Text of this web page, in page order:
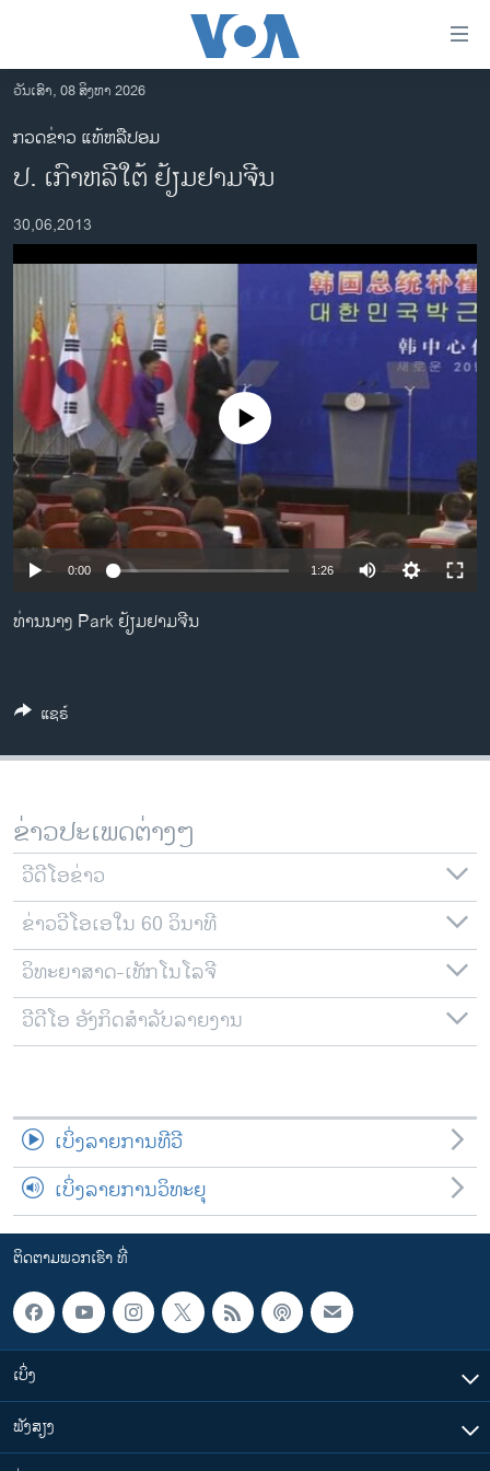
ເຂົ້າ
ຫາ
ຂ້າມ
ຂ້າມ
ໄປ
ຫາ
ອາເມຣິກາ
ການເລືອກຕັ້ງ ປະທານາທີບໍດີ ສະຫະລັດ 2024
ຂ່າວ​ຈີນ
ໂລກ
ເອເຊຍ
ອິດສະຫຼະພາບດ້ານການຂ່າວ
ຊີວິດຊາວລາວ
ຊຸມຊົນຊາວລາວ
ວິທະຍາສາດ-ເທັກໂນໂລຈີ
ທຸລະກິດ
ພາສາອັງກິດ
ວີດີໂອ
ລາຍການກະຈາຍສຽງ
ຕິດຕາມພວກເຮົາ ທີ່
ພາສາຕ່າງໆ
ວັນເສົາ, 08 ສິງຫາ 2026
ກວດຂ່າວ ແທ້ຫລືປອມ
ປ. ເກົາຫລີໃຕ້ ຢ້ຽມຢາມຈີນ
30,06,2013
No media source currently available
0:00 1:26
ທ່ານນາງ Park ຢ້ຽມຢາມຈີນ
ແຊຣ໌
ຂ່າວປະເພດຕ່າງໆ
ວີດີໂອຂ່າວ
ຂ່າວວີໂອເອໃນ 60 ວິນາທີ
ວິທະຍາສາດ-ເທັກໂນໂລຈີ
ວີດີໂອ ອັງກິດສຳລັບລາຍງານ
ເບິ່ງລາຍການທີວີ
ເບິ່ງລາຍການວິທະຍຸ
ຕິດຕາມພວກເຮົາ ທີ່
ເບິ່ງ
ຟັງສຽງ